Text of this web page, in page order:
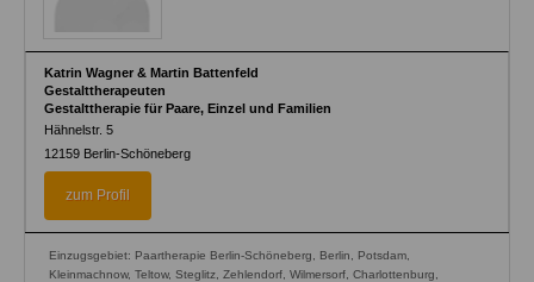
Katrin Wagner & Martin Battenfeld
Gestalttherapeuten
Gestalttherapie für Paare, Einzel und Familien
Hähnelstr. 5
12159 Berlin-Schöneberg
zum Profil
Einzugsgebiet: Paartherapie Berlin-Schöneberg, Berlin, Potsdam,
Kleinmachnow, Teltow, Steglitz, Zehlendorf, Wilmersorf, Charlottenburg,